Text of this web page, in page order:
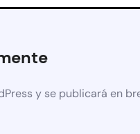
y se publicará en